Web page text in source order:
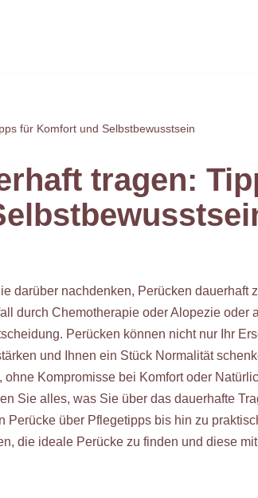
für Komfort und Selbstbewusstsein
tragen:
darüber nachdenken, Perücken dauerhaft
durch Chemotherapie oder Alopezie oder
Perücken können nicht nur Ihr
und Ihnen ein Stück Normalität
Kompromisse bei Komfort oder
Sie alles, was Sie über das dauerhafte
Perücke über Pflegetipps bis hin zu
die ideale Perücke zu finden und diese